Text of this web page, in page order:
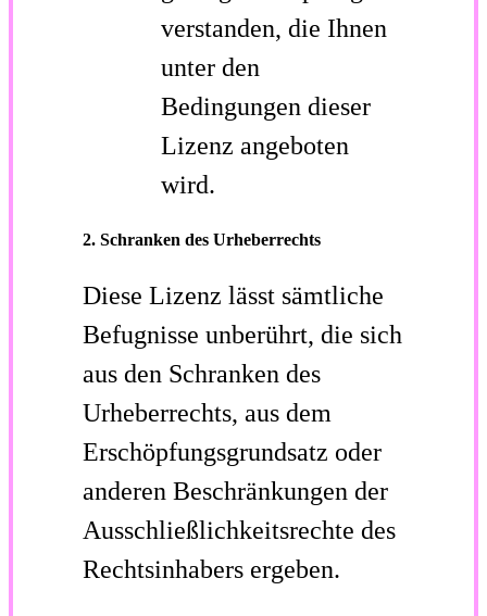
verstanden, die Ihnen
unter den
Bedingungen dieser
Lizenz angeboten
wird.
2. Schranken des Urheberrechts
Diese Lizenz lässt sämtliche
Befugnisse unberührt, die sich
aus den Schranken des
Urheberrechts, aus dem
Erschöpfungsgrundsatz oder
anderen Beschränkungen der
Ausschließlichkeitsrechte des
Rechtsinhabers ergeben.